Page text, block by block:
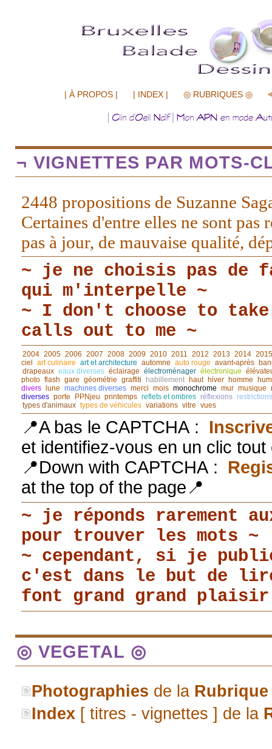
| À PROPOS | | INDEX | ◎ RUBRIQUES ◎
¬ VIGNETTES PAR MOTS-
2448 propositions de Suzanne
Certaines d'entre elles ne sont pas
pas à jour, de mauvaise qualité,
~ je ne choisis pas de
qui m'interpelle ~
~ I don't choose to
calls out to me ~
2004 2005 2006 2007 2008 2009 2010 2011 2012 2013 2014 2015
ciel art culinaire art et architecture automne auto rouge avant◦après
drapeaux eaux diverses éclairage électroménager électronique
photo flash gare géométrie graffiti habillement haut hiver homme
divers lune machines diverses merci mois monochrome mur musique
diverses porte PPNjeu printemps reflets et ombres réflexions restrictions
types d'animaux types de véhicules variations vitre vues
📍A bas le CAPTCHA :
et identifiez-vous en un clic
📍Down with CAPTCHA :
at the top of the page📍
~ je réponds rarement
pour trouver les mots ~
~ cependant, si je
c'est dans le but de
font grand grand
◎ VEGETAL ◎
Photographies de la Rubrique
Index [ titres - vignettes ] de la